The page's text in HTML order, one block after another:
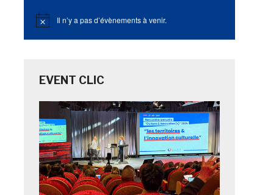
Notice Il n’y a pas d’évènements à venir.
EVENT CLIC